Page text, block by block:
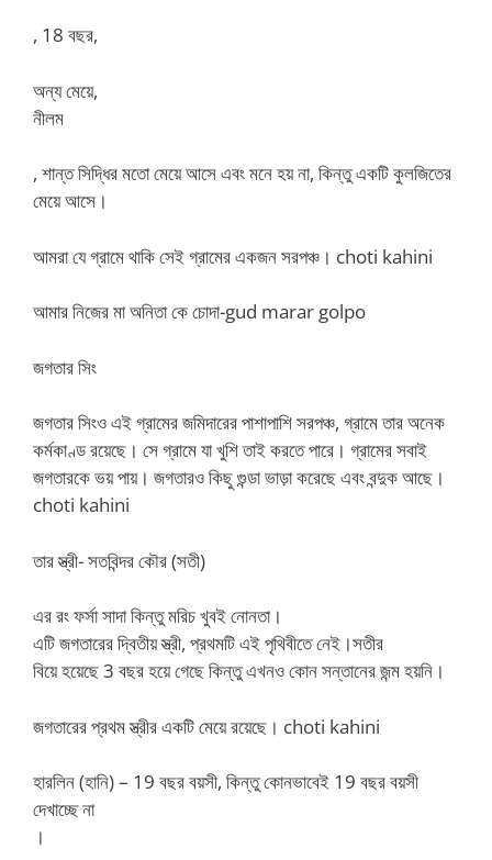
, 18 বছর,
অন্য মেয়ে,
নীলম
, শান্ত সিদ্ধির মতো মেয়ে আসে এবং মনে হয় না, কিন্তু একটি কুলজিতের
মেয়ে আসে।
আমরা যে গ্রামে থাকি সেই গ্রামের একজন সরপঞ্চ। choti kahini
আমার নিজের মা অনিতা কে চোদা-gud marar golpo
জগতার সিং
জগতার সিংও এই গ্রামের জমিদারের পাশাপাশি সরপঞ্চ, গ্রামে তার অনেক
কর্মকাণ্ড রয়েছে। সে গ্রামে যা খুশি তাই করতে পারে। গ্রামের সবাই
জগতারকে ভয় পায়। জগতারও কিছু গুন্ডা ভাড়া করেছে এবং বন্দুক আছে।
choti kahini
তার স্ত্রী- সতবিন্দর কৌর (সতী)
এর রং ফর্সা সাদা কিন্তু মরিচ খুবই নোনতা।
এটি জগতারের দ্বিতীয় স্ত্রী, প্রথমটি এই পৃথিবীতে নেই।সতীর
বিয়ে হয়েছে 3 বছর হয়ে গেছে কিন্তু এখনও কোন সন্তানের জন্ম হয়নি।
জগতারের প্রথম স্ত্রীর একটি মেয়ে রয়েছে। choti kahini
হারলিন (হানি) – 19 বছর বয়সী, কিন্তু কোনভাবেই 19 বছর বয়সী
দেখাচ্ছে না
।